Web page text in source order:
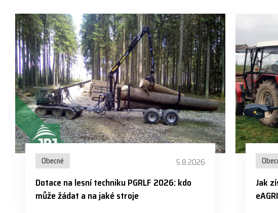
Obecné 5.8.2026
Dotace na lesní techniku PGRLF 2026: kdo
může žádat a na jaké stroje
Jak